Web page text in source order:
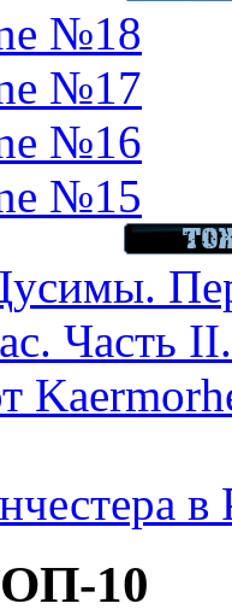
№18
№17
№16
№15
Часть
10